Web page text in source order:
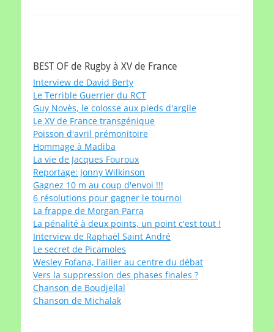
BEST OF de Rugby à XV de France
Interview de David Berty
Le Terrible Guerrier du RCT
Guy Novès, le colosse aux pieds d'argile
Le XV de France transgénique
Poisson d'avril prémonitoire
Hommage à Madiba
La vie de Jacques Fouroux
Reportage: Jonny Wilkinson
Gagnez 10 m au coup d'envoi !!!
6 résolutions pour gagner le tournoi
La frappe de Morgan Parra
La pénalité à deux points, un point c'est tout !
Interview de Raphaël Saint André
Le secret de Picamoles
Wesley Fofana, l'ailier au centre du débat
Vers la suppression des phases finales ?
Chanson de Boudjellal
Chanson de Michalak